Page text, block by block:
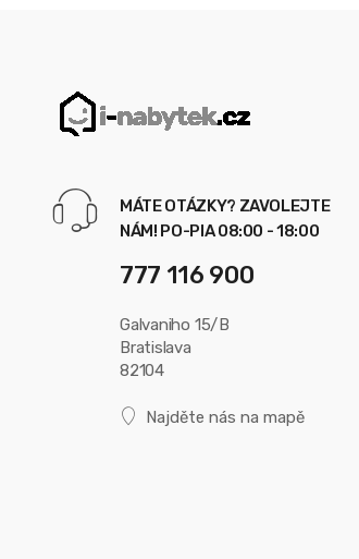
MÁTE OTÁZKY? ZAVOLEJTE
NÁM! PO-PIA 08:00 - 18:00
777 116 900
Galvaniho 15/B
Bratislava
82104
Najděte nás na mapě